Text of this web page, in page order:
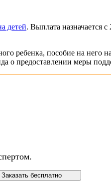
детей. Выплата назначается
ребенка, пособие на него
о предоставлении меры
Заказать бесплатно